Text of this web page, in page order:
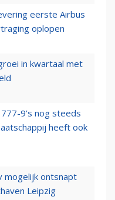
eerste Airbus
oplopen
in kwartaal met
9’s nog steeds
heeft ook
mogelijk ontsnapt
Leipzig